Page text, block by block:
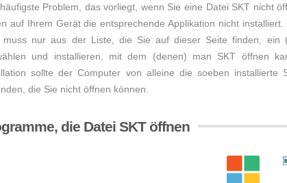
Problem, das vorliegt, wenn Sie eine Datei SKT nicht
auf Ihrem Gerät die entsprechende Applikation nicht installiert.
muss nur aus der Liste, die Sie auf dieser Seite finden, ein
und installieren, mit dem (denen) man SKT öffnen
sollte der Computer von alleine die soeben installierte
die Sie nicht öffnen können.
die Datei SKT öffnen